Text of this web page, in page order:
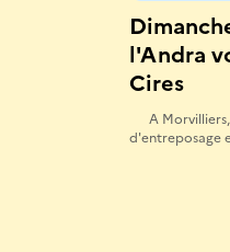
l'Andra
Cires
A
d'entreposage